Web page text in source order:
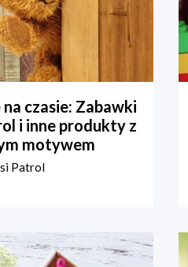
czasie: Zabawki
i inne produkty z
motywem
Patrol